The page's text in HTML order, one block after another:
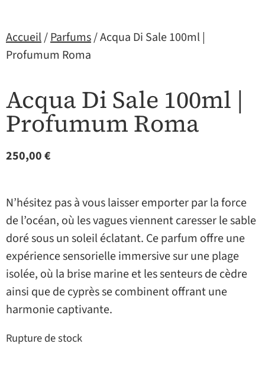
Accueil/Parfums/ Acqua Di Sale 100ml |
Profumum Roma
Acqua Di Sale 100ml |
Profumum Roma
250,00€
N’hésitez pas à vous laisser emporter par la force
de l’océan, où les vagues viennent caresser le sable
doré sous un soleil éclatant. Ce parfum offre une
expérience sensorielle immersive sur une plage
isolée, où la brise marine et les senteurs de cèdre
ainsi que de cyprès se combinent offrant une
harmonie captivante.
Rupture de stock